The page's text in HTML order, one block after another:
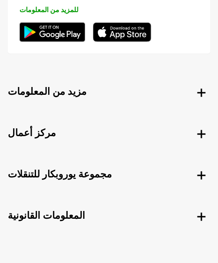
للمزيد من المعلومات
مزيد من المعلومات
مركز أعمال
مجموعة يوروبكار للتنقلات
المعلومات القانونية